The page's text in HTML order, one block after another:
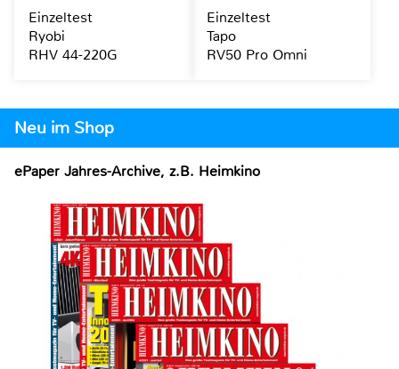
Neu im Shop
ePaper Jahres-Archive, z.B. Heimkino
Einzeltest
Ryobi
RHV 44-220G
Einzeltest
Tapo
RV50 Pro Omni